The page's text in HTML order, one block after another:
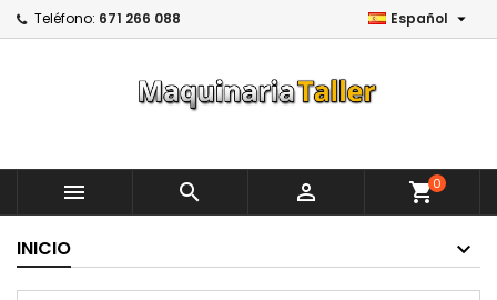
Teléfono: 671 266 088 Español 
   shopping_cart0
INICIO